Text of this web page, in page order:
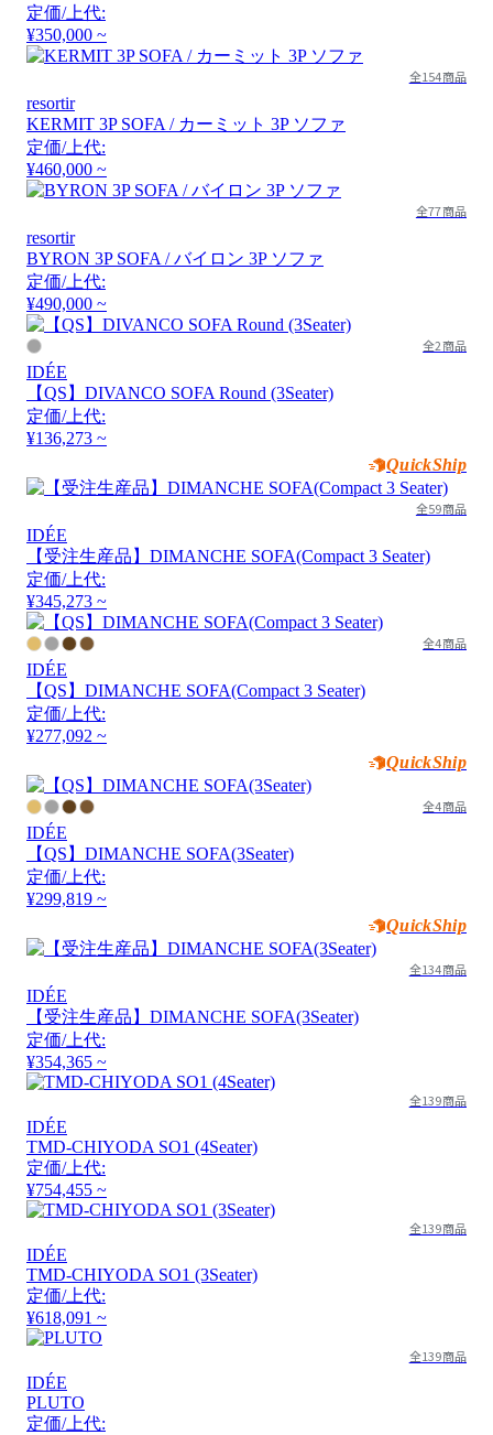
定価/上代:
¥350,000 ~
全154商品
resortir
KERMIT 3P SOFA / カーミット 3P ソファ
定価/上代:
¥460,000 ~
全77商品
resortir
BYRON 3P SOFA / バイロン 3P ソファ
定価/上代:
¥490,000 ~
全2商品
IDÉE
【QS】DIVANCO SOFA Round (3Seater)
定価/上代:
¥136,273 ~
QuickShip
全59商品
IDÉE
【受注生産品】DIMANCHE SOFA(Compact 3 Seater)
定価/上代:
¥345,273 ~
全4商品
IDÉE
【QS】DIMANCHE SOFA(Compact 3 Seater)
定価/上代:
¥277,092 ~
QuickShip
全4商品
IDÉE
【QS】DIMANCHE SOFA(3Seater)
定価/上代:
¥299,819 ~
QuickShip
全134商品
IDÉE
【受注生産品】DIMANCHE SOFA(3Seater)
定価/上代:
¥354,365 ~
全139商品
IDÉE
TMD-CHIYODA SO1 (4Seater)
定価/上代:
¥754,455 ~
全139商品
IDÉE
TMD-CHIYODA SO1 (3Seater)
定価/上代:
¥618,091 ~
全139商品
IDÉE
PLUTO
定価/上代: